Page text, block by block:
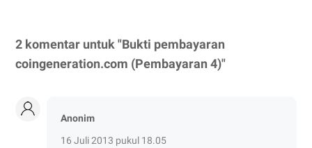
2 komentar untuk "Bukti pembayaran
coingeneration.com (Pembayaran 4)"
Anonim
16 Juli 2013 pukul 18.05